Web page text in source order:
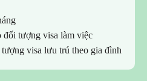
đối tượng visa làm việc
visa lưu trú theo gia đình